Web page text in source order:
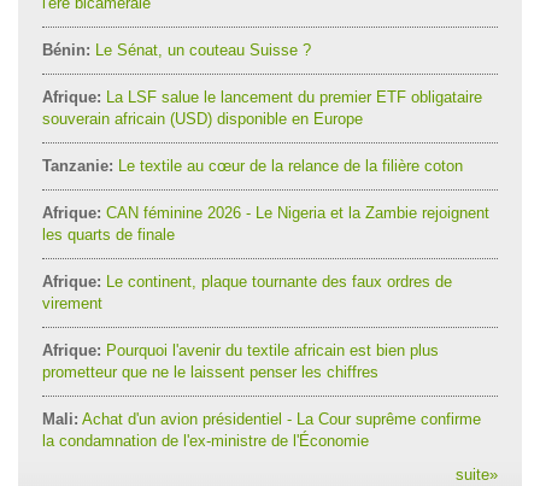
Bénin: Le Sénat, un couteau Suisse ?
Afrique: La LSF salue le lancement du premier ETF obligataire
souverain africain (USD) disponible en Europe
Tanzanie: Le textile au cœur de la relance de la filière coton
Afrique: CAN féminine 2026 - Le Nigeria et la Zambie rejoignent
les quarts de finale
Afrique: Le continent, plaque tournante des faux ordres de
virement
Afrique: Pourquoi l'avenir du textile africain est bien plus
prometteur que ne le laissent penser les chiffres
Mali: Achat d'un avion présidentiel - La Cour suprême confirme
la condamnation de l'ex-ministre de l'Économie
suite»